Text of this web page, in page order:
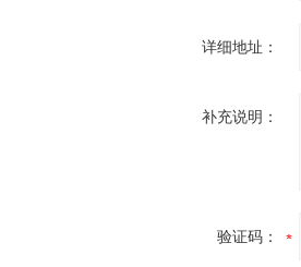
详细地址：
补充说明：
验证码：